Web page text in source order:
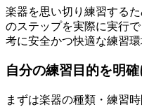
楽器を思い切り練習する
のステップを実際に実行
考に安全かつ快適な練習環
自分の練習目的を明
まずは楽器の種類・練習